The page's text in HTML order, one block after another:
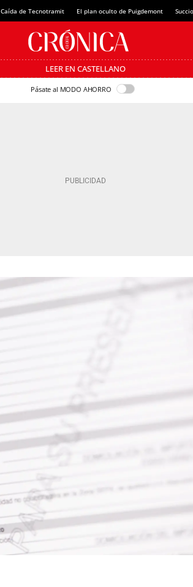
Caída de Tecnotramit El plan oculto de Puigdemont
LEER EN CASTELLANO
Pásate al MODO AHORRO